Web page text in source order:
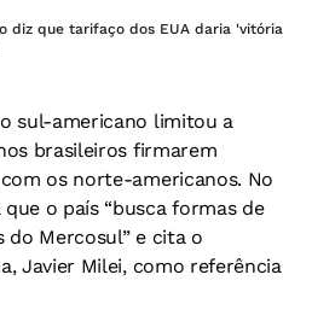
diz que tarifaço dos EUA daria 'vitória
sul-americano limitou a
brasileiros firmarem
os norte-americanos. No
o país “busca formas de
do Mercosul” e cita o
Javier Milei, como referência